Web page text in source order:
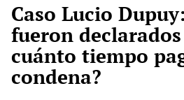
Caso Lucio
fueron
cuánto tiempo
condena?